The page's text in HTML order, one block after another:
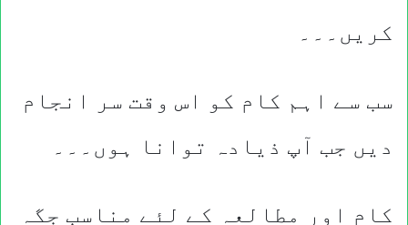
کریں۔۔۔
سب سے اہم کام کو اس وقت سر انجام
دیں جب آپ ذیادہ توانا ہوں۔۔۔
کام اور مطالعہ کے لئے مناسب جگہ